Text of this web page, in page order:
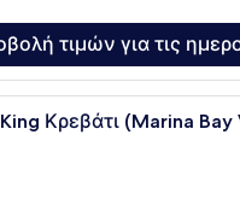
τιμών για τις
Premier Δωμάτιο,
Κρεβάτι (Marina Bay